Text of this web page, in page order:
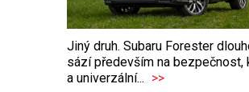
Jiný druh. Subaru Forester
sází především na bezpečnost,
a univerzální... >>